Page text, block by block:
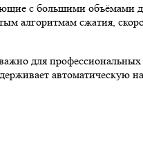
с большими объёмами
алгоритмам сжатия,
для профессиональных
автоматическую